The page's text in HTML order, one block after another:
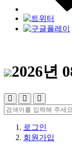
2026년
로그인
회원가입